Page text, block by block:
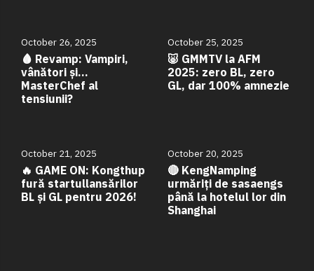
October 26, 2025
🩸 Revamp: Vampiri,
vânători și…
MasterChef al
tensiunii?
October 25, 2025
🐷 GMMTV la AFM
2025: zero BL, zero
GL, dar 100% amnezie
October 21, 2025
🔥 GAME ON: Kongthup
fură startullansărilor
BL și GL pentru 2026!
October 20, 2025
🔴 KengNamping
urmăriți de sasaengs
până la hotelul lor din
Shanghai